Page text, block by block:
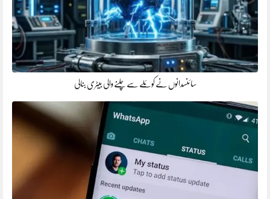
سائنسدانوں نے کوئلے سے چلنے والی بیٹری بنالی